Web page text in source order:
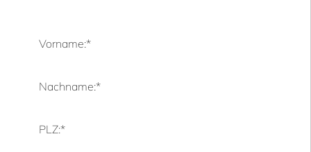
Vorname:*
Nachname:*
PLZ:*